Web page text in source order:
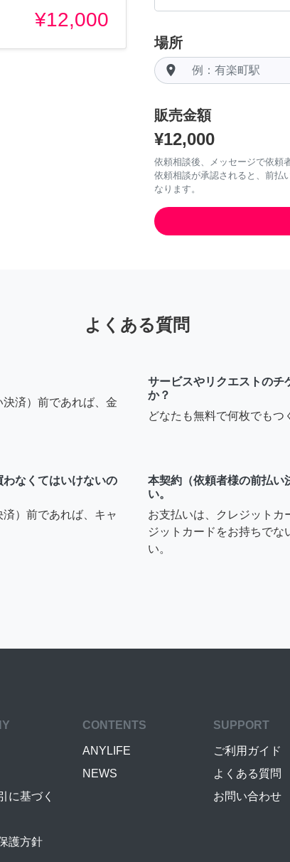
¥12,000
場所
room
販売金額
¥12,000
依頼相談後、メッセージで依頼
依頼相談が承認されると、前払
なります。
よくある質問
済）前であれば、金
サービスやリクエストのチ
か？
どなたも無料で何枚でもつ
なくてはいけないの
）前であれば、キャ
本契約（依頼者様の前払い
い。
お支払いは、クレジットカ
ジットカードをお持ちでな
い。
に基づく
護方針
CONTENTS
ANYLIFE
NEWS
SUPPORT
ご利用ガイド
よくある質問
お問い合わせ